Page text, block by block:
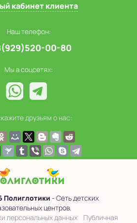
кабинет клиента
Наш телефон:
00-80
Мы в соцсетях:
друзьям о нас:
Полиглотики - Сеть детских
центров.
персональных данных
Публичная